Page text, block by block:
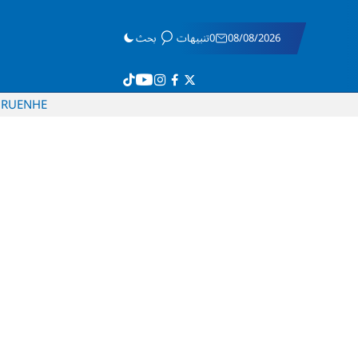
08/08/2026 0تنبيهات بحث
HE
EN
RU